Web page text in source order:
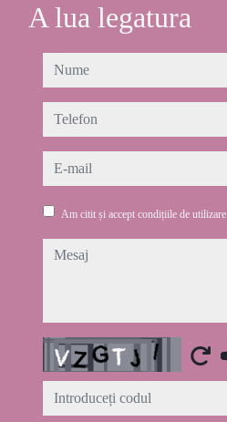
A lua legatura
nume
telefon
e-mail
Am citit și accept condițiile de utilizare
mesaj
Captcha